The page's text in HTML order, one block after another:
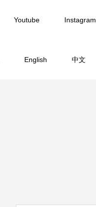
Youtube Instagram
English 中文